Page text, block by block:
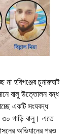
হবিগঞ্জের চুনারুঘাট
বালু উত্তোলন বন্ধ
একটি সংঘবদ্ধ
৩০ গাড়ি বালু। এতে
অভিযানের পরও